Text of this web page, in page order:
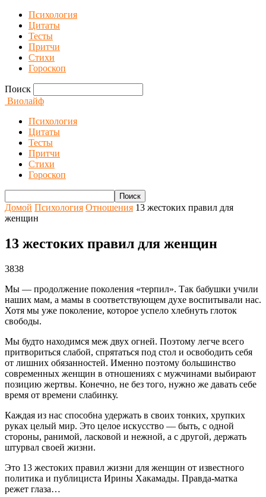
Психология
Цитаты
Тесты
Притчи
Стихи
Гороскоп
Поиск
Виолайф
Психология
Цитаты
Тесты
Притчи
Стихи
Гороскоп
Домой Психология Отношения 13 жестоких правил для
женщин
13 жестоких правил для женщин
3838
Мы — продолжение поколения «терпил». Так бабушки учили
наших мам, а мамы в соответствующем духе воспитывали нас.
Хотя мы уже поколение, которое успело хлебнуть глоток
свободы.
Мы будто находимся меж двух огней. Поэтому легче всего
притвориться слабой, спрятаться под стол и освободить себя
от лишних обязанностей. Именно поэтому большинство
современных женщин в отношениях с мужчинами выбирают
позицию жертвы. Конечно, не без того, нужно же давать себе
время от времени слабинку.
Каждая из нас способна удержать в своих тонких, хрупких
руках целый мир. Это целое искусство — быть, с одной
стороны, ранимой, ласковой и нежной, а с другой, держать
штурвал своей жизни.
Это 13 жестоких правил жизни для женщин от известного
политика и публициста Ирины Хакамады. Правда-матка
режет глаза…